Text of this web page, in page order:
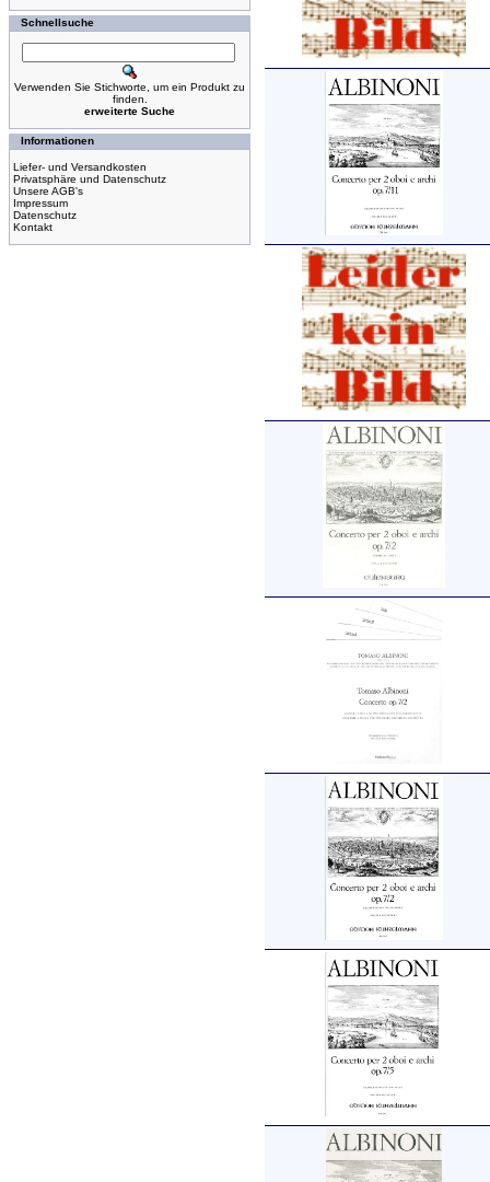
Schnellsuche
Verwenden Sie Stichworte, um ein Produkt zu
finden.
erweiterte Suche
Informationen
Liefer- und Versandkosten
Privatsphäre und Datenschutz
Unsere AGB's
Impressum
Datenschutz
Kontakt